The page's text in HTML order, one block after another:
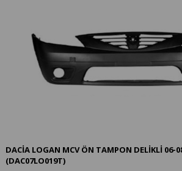
DACİA LOGAN MCV ÖN TAMPON DELİKLİ 06-
(DAC07LO019T)